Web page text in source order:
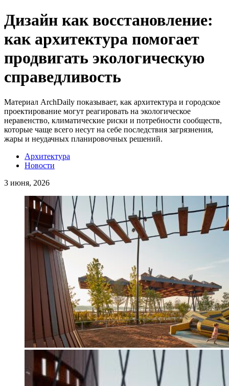
Дизайн как восстановление:
как архитектура помогает
продвигать экологическую
справедливость
Материал ArchDaily показывает, как архитектура и городское
проектирование могут реагировать на экологическое
неравенство, климатические риски и потребности сообществ,
которые чаще всего несут на себе последствия загрязнения,
жары и неудачных планировочных решений.
Архитектура
Новости
3 июня, 2026